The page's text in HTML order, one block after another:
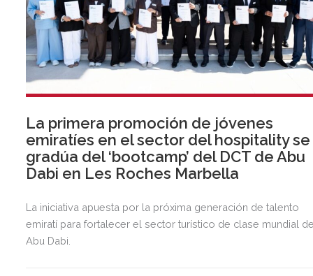
La primera promoción de jóvenes
emiratíes en el sector del hospitality se
gradúa del ‘bootcamp’ del DCT de Abu
Dabi en Les Roches Marbella
La iniciativa apuesta por la próxima generación de talento
emiratí para fortalecer el sector turístico de clase mundial
Abu Dabi.